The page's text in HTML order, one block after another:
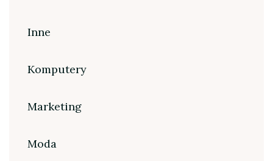
Inne
Komputery
Marketing
Moda